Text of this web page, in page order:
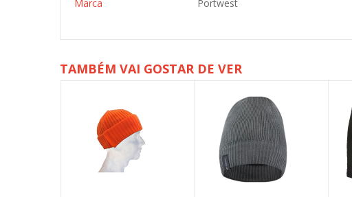
Marca
Portwest
TAMBÉM VAI GOSTAR DE VER